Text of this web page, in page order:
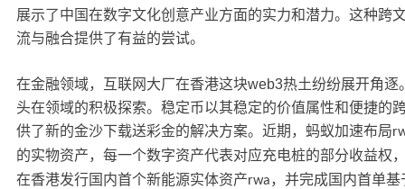
展示了中国在数字文化创意产业方面的实力和潜力。这种跨
流与融合提供了有益的尝试。
在金融领域，互联网大厂在香港这块web3热土纷纷展开角逐
头在领域的积极探索。稳定币以其稳定的价值属性和便捷的
供了新的金沙下载送彩金的解决方案。近期，蚂蚁加速布局
的实物资产，每一个数字资产代表对应充电桩的部分收益权
在香港发行国内首个新能源实体资产rwa，并完成国内首单基